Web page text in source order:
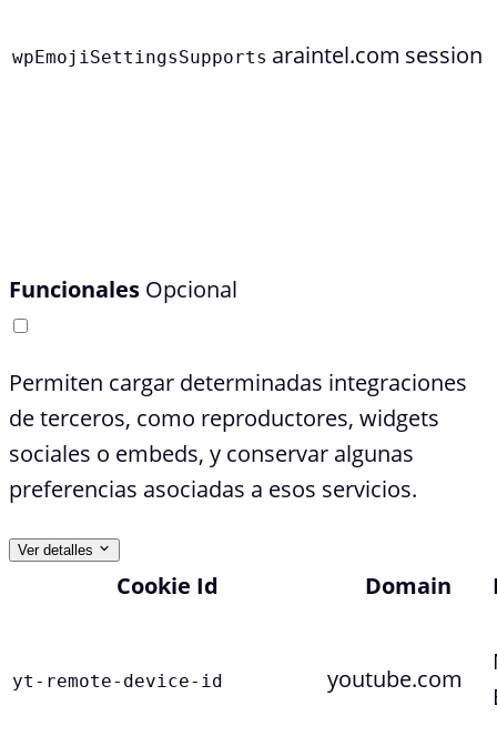
wpEmojiSettingsSupports araintel.com session
Funcionales Opcional
Permiten cargar determinadas integraciones
de terceros, como reproductores, widgets
sociales o embeds, y conservar algunas
preferencias asociadas a esos servicios.
Ver detalles
Cookie Id Domain
yt-remote-device-id youtube.com